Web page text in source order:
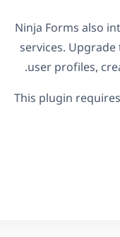
Ninja Forms also
services.
user profiles,
This plugin